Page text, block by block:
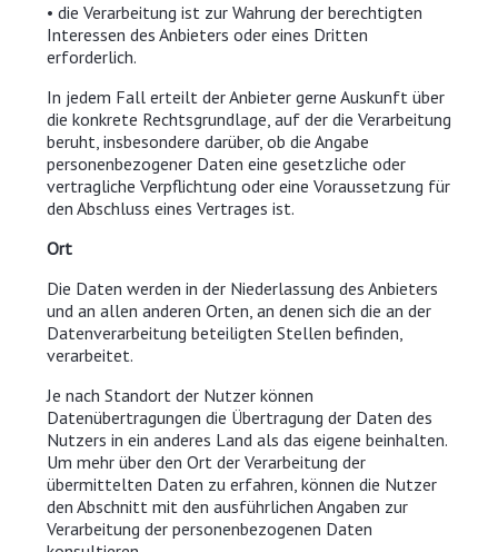
• die Verarbeitung ist zur Wahrung der berechtigten
Interessen des Anbieters oder eines Dritten
erforderlich.
In jedem Fall erteilt der Anbieter gerne Auskunft über
die konkrete Rechtsgrundlage, auf der die Verarbeitung
beruht, insbesondere darüber, ob die Angabe
personenbezogener Daten eine gesetzliche oder
vertragliche Verpflichtung oder eine Voraussetzung für
den Abschluss eines Vertrages ist.
Ort
Die Daten werden in der Niederlassung des Anbieters
und an allen anderen Orten, an denen sich die an der
Datenverarbeitung beteiligten Stellen befinden,
verarbeitet.
Je nach Standort der Nutzer können
Datenübertragungen die Übertragung der Daten des
Nutzers in ein anderes Land als das eigene beinhalten.
Um mehr über den Ort der Verarbeitung der
übermittelten Daten zu erfahren, können die Nutzer
den Abschnitt mit den ausführlichen Angaben zur
Verarbeitung der personenbezogenen Daten